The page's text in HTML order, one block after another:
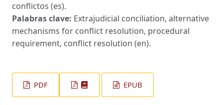
conflictos (es).
Palabras clave: Extrajudicial conciliation, alternative
mechanisms for conflict resolution, procedural
requirement, conflict resolution (en).
PDF EPUB